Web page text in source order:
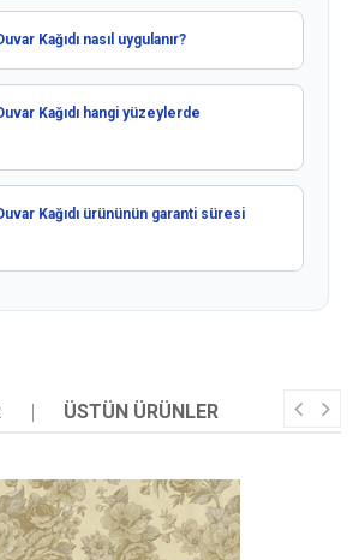
Kağıdı nasıl uygulanır?
Kağıdı hangi yüzeylerde
Kağıdı ürününün garanti süresi
ÜSTÜN ÜRÜNLER